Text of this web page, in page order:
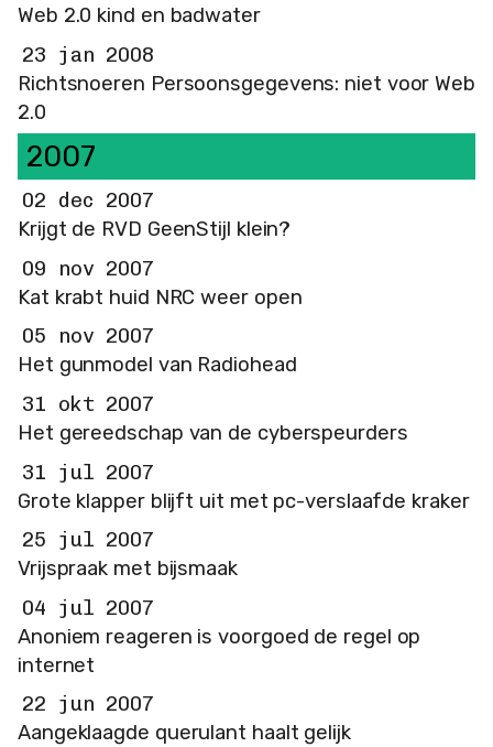
Web 2.0 kind en badwater
23 jan 2008
Richtsnoeren Persoonsgegevens: niet voor Web
2.0
2007
02 dec 2007
Krijgt de RVD GeenStijl klein?
09 nov 2007
Kat krabt huid NRC weer open
05 nov 2007
Het gunmodel van Radiohead
31 okt 2007
Het gereedschap van de cyberspeurders
31 jul 2007
Grote klapper blijft uit met pc-verslaafde kraker
25 jul 2007
Vrijspraak met bijsmaak
04 jul 2007
Anoniem reageren is voorgoed de regel op
internet
22 jun 2007
Aangeklaagde querulant haalt gelijk